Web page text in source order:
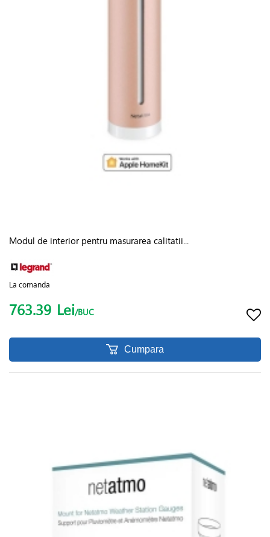
Modul de interior pentru masurarea calitatii...
La comanda
763.39 Lei/BUC
Cumpara